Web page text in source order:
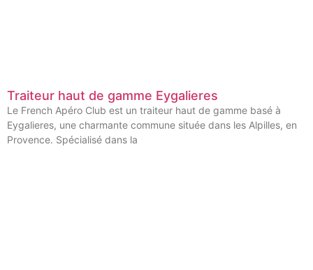
Traiteur haut de gamme Eygalieres
Le French Apéro Club est un traiteur haut de gamme basé à
Eygalieres, une charmante commune située dans les Alpilles, en
Provence. Spécialisé dans la